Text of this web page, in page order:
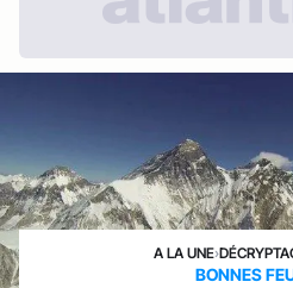
A LA UNE›
BONNES